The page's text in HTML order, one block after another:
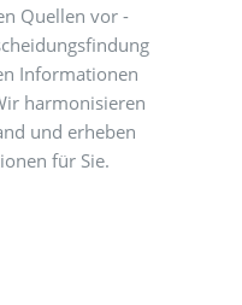
Quellen vor -
Informationen
harmonisieren
und erheben
für Sie.